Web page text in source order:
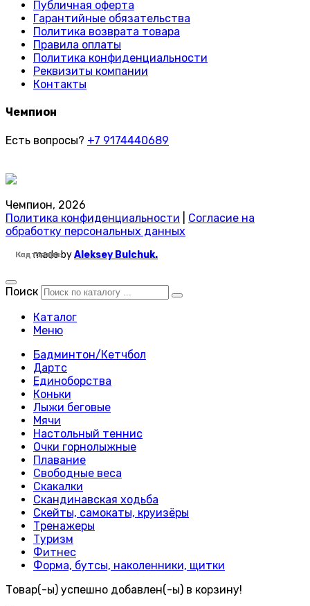
Код товара:
Код товара:
Код товара:
Код товара:
Код товара:
Код товара:
Код товара:
Код товара:
Код товара:
Код товара:
Код товара:
Код товара:
Код товара:
Код товара:
Код товара:
Код товара:
Код товара:
Код товара:
Код товара:
Код товара:
Код товара:
Код товара:
Код товара:
Код товара:
Публичная оферта
Гарантийные обязательства
Политика возврата товара
Правила оплаты
Политика конфиденциальности
Реквизиты компании
Контакты
Чемпион
Есть вопросы? +7 9174440689
Чемпион, 2026
Политика конфиденциальности
Согласие на
обработку персональных данных
made byAleksey Bulchuk.
Поиск
Каталог
Меню
Бадминтон/Кетчбол
Дартс
Единоборства
Коньки
Лыжи беговые
Мячи
Настольный теннис
Очки горнолыжные
Плавание
Свободные веса
Скакалки
Скандинавская ходьба
Скейты, самокаты, круизёры
Тренажеры
Туризм
Фитнес
Форма, бутсы, наколенники, щитки
Товар(-ы) успешно добавлен(-ы) в корзину!